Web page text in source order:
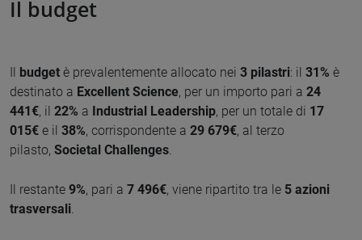
Il budget
Il budget è prevalentemente allocato nei 3 pilastri: il 31% è
destinato a Excellent Science, per un importo pari a 24
441€, il 22% a Industrial Leadership, per un totale di 17
015€ e il 38%, corrispondente a 29 679€, al terzo
pilasto, Societal Challenges
Il restante 9%, pari a 7 496€, viene ripartito tra le 5 azioni
trasversali.